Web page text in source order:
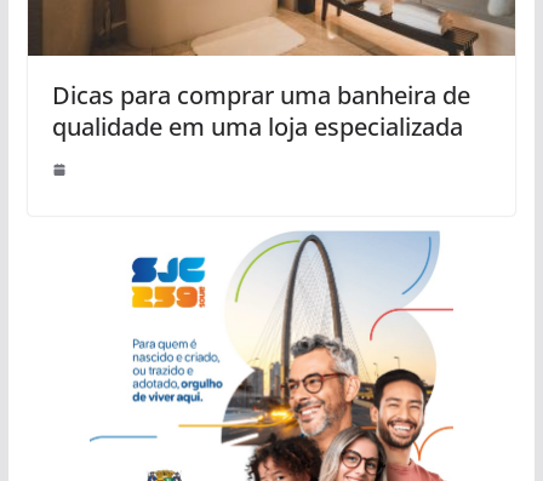
Dicas para comprar uma banheira de
qualidade em uma loja especializada